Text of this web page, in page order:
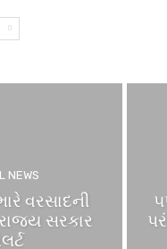
NEWS
વરસાદની
સરકાર